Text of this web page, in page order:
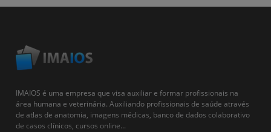
IMAIOS é uma empresa que visa auxiliar e formar profissionais na
área humana e veterinária. Auxiliando profissionais de saúde através
de atlas de anatomia, imagens médicas, banco de dados colaborativo
de casos clínicos, cursos online...